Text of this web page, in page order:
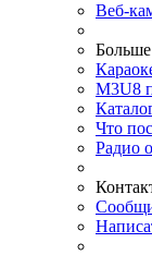
Веб-
M3U8
Что
Радио